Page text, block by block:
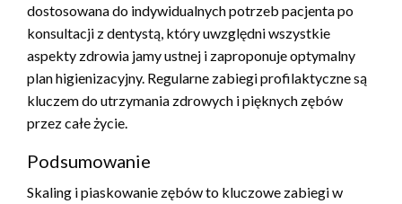
dostosowana do indywidualnych potrzeb pacjenta po
konsultacji z dentystą, który uwzględni wszystkie
aspekty zdrowia jamy ustnej i zaproponuje optymalny
plan higienizacyjny. Regularne zabiegi profilaktyczne są
kluczem do utrzymania zdrowych i pięknych zębów
przez całe życie.
Podsumowanie
Skaling i piaskowanie zębów to kluczowe zabiegi w